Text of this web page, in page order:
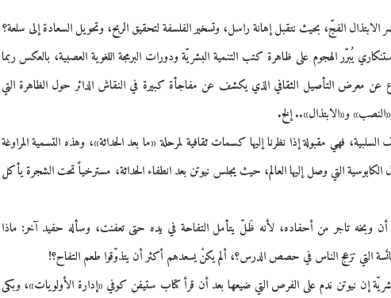
الفجّ، بحيث نتقبل إهانة راسل، وتسخير الفلسفة لتحقيق الربح، وتحويل السعادة إلى سلعة؟
يُبرّر الهجوم على ظاهرة كتب التنمية البشريّة ودورات البرمجة اللغوية العصبية، بالعكس ربما
معرض التأصيل الثقافي الذي يكشف عن مفاجأة كبيرة في النقاش الدائر حول الظاهرة التي
و«الابتذال».. إلخ.
فهي مقبولة إذا نظرنا إليها كسمات ثقافية لمرحلة «ما بعد الحداثة»، وهذه التسمية المراوغة
الكابوسية التي وصل إليها العالم، حيث يجلس نيوتن بعد انطفاء الحداثة، مسترخياً تحت الشجرة يأكل
أن وبخه تاجر من أحفاده، لأنه ظَلّ يتأمل التفاحة في يده حتى تعفنت، وسأله حفيد آخر: ماذا
التي تزعج الناس في حصص الدرس؟، ألم يكنْ يسعدهم أكثر أن يتذوّقوا طعم التفاح؟!
إن نيوتن ندم على الفرص التي ضيعها بعد أن قرأ كتاب ستيفن كوفي «إدارة الأولويات»، وبكى